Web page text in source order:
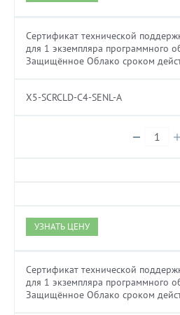
Сертификат технической
для 1 экземпляра программного
Защищённое Облако сроком
X5-SCRCLD-C4-SENL-A
УЗНАТЬ ЦЕНУ
Сертификат технической
для 1 экземпляра программного
Защищённое Облако сроком